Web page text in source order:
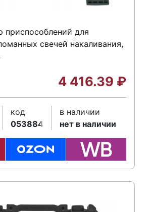
приспособлений для
свечей накаливания,
4 416.39 ₽
код
053884
в наличии
нет в наличии